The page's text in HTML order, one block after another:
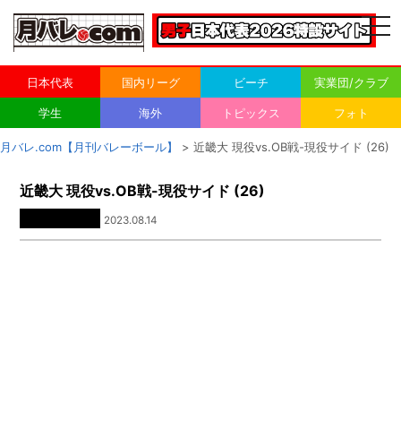
日本代表 国内リーグ ビーチ 実業団/クラブ
学生 海外 トピックス フォト
月バレ.com【月刊バレーボール】 > 近畿大 現役vs.OB戦-現役サイド (26)
近畿大 現役vs.OB戦-現役サイド (26)
2023.08.14